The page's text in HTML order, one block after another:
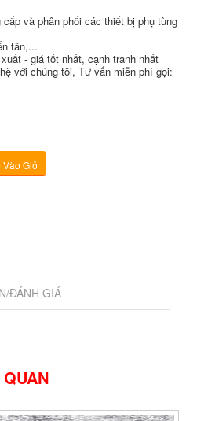
và phân phối các thiết bị phụ tùng
tần,...
- giá tốt nhất, cạnh tranh nhất
với chúng tôi, Tư vấn miễn phí gọi:
Vào Giỏ
ĐÁNH GIÁ